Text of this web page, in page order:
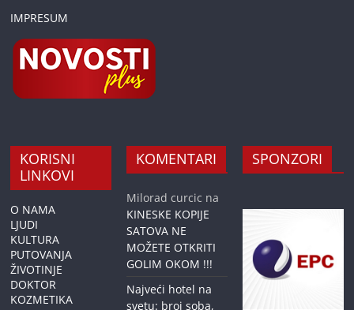
IMPRESUM
KORISNI
LINKOVI
O NAMA
LJUDI
KULTURA
PUTOVANJA
ŽIVOTINJE
DOKTOR
KOZMETIKA
KOMENTARI
Milorad curcic na
KINESKE KOPIJE
SATOVA NE
MOŽETE OTKRITI
GOLIM OKOM !!!
Najveći hotel na
svetu: broj soba,
SPONZORI